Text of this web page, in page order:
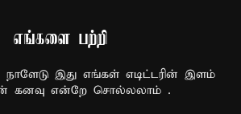
எங்களை பற்றி
நாளேடு இது எங்கள் எடிட்டரின் இளம்
கனவு என்றே சொல்லலாம் .